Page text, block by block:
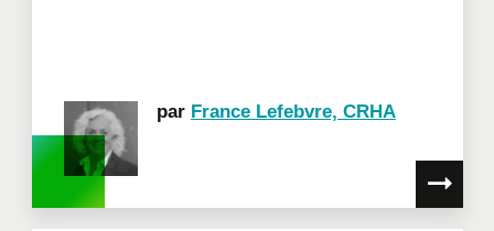
par France Lefebvre, CRHA